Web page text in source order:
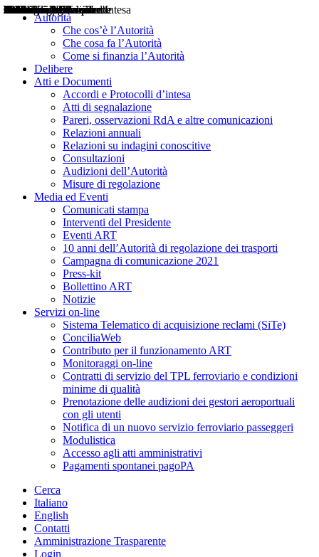
Autorità
Che cos’è l’Autorità
Che cosa fa l’Autorità
Come si finanzia l’Autorità
Delibere
Atti e Documenti
Accordi e Protocolli d’intesa
Atti di segnalazione
Pareri, osservazioni RdA e altre comunicazioni
Relazioni annuali
Relazioni su indagini conoscitive
Consultazioni
Audizioni dell’Autorità
Misure di regolazione
Media ed Eventi
Comunicati stampa
Interventi del Presidente
Eventi ART
10 anni dell’Autorità di regolazione dei trasporti
Campagna di comunicazione 2021
Press-kit
Bollettino ART
Notizie
Servizi on-line
Sistema Telematico di acquisizione reclami (SiTe)
ConciliaWeb
Contributo per il funzionamento ART
Monitoraggi on-line
Contratti di servizio del TPL ferroviario e condizioni
minime di qualità
Prenotazione delle audizioni dei gestori aeroportuali
con gli utenti
Notifica di un nuovo servizio ferroviario passeggeri
Modulistica
Accesso agli atti amministrativi
Pagamenti spontanei pagoPA
Cerca
Italiano
English
Contatti
Amministrazione Trasparente
Login
Delibere
Pareri
Consultazioni
Audizioni
Atti di Segnalazione
Accordi e Protocolli d'Intesa
Relazioni annuali
Misure di regolazione
Notizie
Comunicati Stampa
Bollettini ART
Convegni ART
Interviste del Presidente
Articoli in primo piano
Interventi del Presidente
2004
2005
2010
2013
2014
2015
2016
2017
2018
2019
202
2020
2021
2022
2023
2024
2025
2026
Aereo
Marittimo
Terrestre